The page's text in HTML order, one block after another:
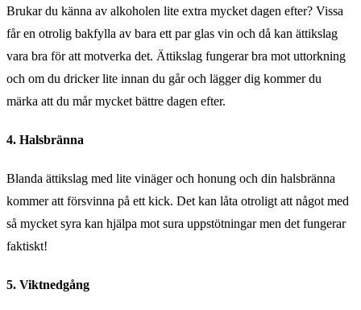
Brukar du känna av alkoholen lite extra mycket dagen efter? Vissa
får en otrolig bakfylla av bara ett par glas vin och då kan ättikslag
vara bra för att motverka det. Ättikslag fungerar bra mot uttorkning
och om du dricker lite innan du går och lägger dig kommer du
märka att du mår mycket bättre dagen efter.
4. Halsbränna
Blanda ättikslag med lite vinäger och honung och din halsbränna
kommer att försvinna på ett kick. Det kan låta otroligt att något med
så mycket syra kan hjälpa mot sura uppstötningar men det fungerar
faktiskt!
5. Viktnedgång